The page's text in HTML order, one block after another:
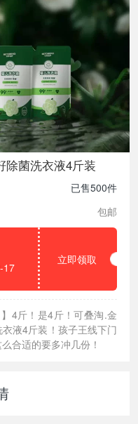
除菌洗衣液4斤装
已售500件
包邮
17
立即领取
4斤！是4斤！可叠淘.金
液4斤装！孩子王线下门
合适的要多冲几份！